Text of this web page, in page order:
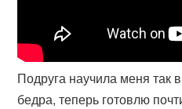
Подруга научила меня так
бедра, теперь готовлю